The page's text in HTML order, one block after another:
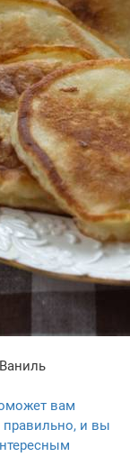
Ваниль
вам
правильно, и вы